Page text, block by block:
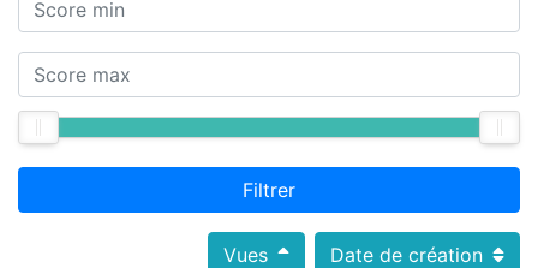
Filtrer
Vues Date de création